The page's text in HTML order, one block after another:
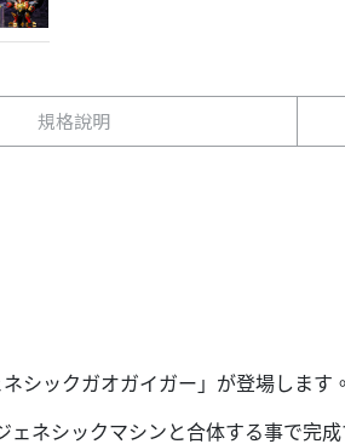
規格說明
シックガオガイガー」が登場します。
ネシックマシンと合体する事で完